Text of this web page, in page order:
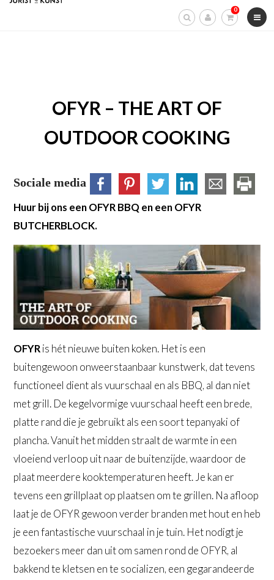
Skip
0
OFYR – THE ART OF
OUTDOOR COOKING
Sociale media
Huur bij ons een OFYR BBQ en een OFYR
BUTCHERBLOCK.
OFYRis hét nieuwe buiten koken. Het is een
buitengewoon onweerstaanbaar kunstwerk, dat tevens
functioneel dient als vuurschaal en als BBQ, al dan niet
met grill. De kegelvormige vuurschaal heeft een brede,
platte rand die je gebruikt als een soort tepanyaki of
plancha. Vanuit het midden straalt de warmte in een
vloeiend verloop uit naar de buitenzijde, waardoor de
plaat meerdere kooktemperaturen heeft. Je kan er
tevens een grillplaat op plaatsen om te grillen. Na afloop
laat je de OFYR gewoon verder branden met hout en heb
je een fantastische vuurschaal in je tuin. Het nodigt je
bezoekers meer dan uit om samen rond de OFYR, al
bakkend te kletsen en te socializen, een gegarandeerde